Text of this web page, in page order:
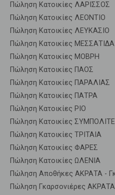
Πώληση Κατοικίες ΛΑΡΙΣΣΟΣ
Πώληση Κατοικίες ΛΕΟΝΤΙΟ
Πώληση Κατοικίες ΛΕΥΚΑΣΙΟ
Πώληση Κατοικίες ΜΕΣΣΑΤΙΔΑ
Πώληση Κατοικίες ΜΟΒΡΗ
Πώληση Κατοικίες ΠΑΟΣ
Πώληση Κατοικίες ΠΑΡΑΛΙΑΣ
Πώληση Κατοικίες ΠΑΤΡΑ
Πώληση Κατοικίες ΡΙΟ
Πώληση Κατοικίες
Πώληση Κατοικίες ΤΡΙΤΑΙΑ
Πώληση Κατοικίες ΦΑΡΕΣ
Πώληση Κατοικίες ΩΛΕΝΙΑ
Πώληση Αποθήκες ΑΚΡΑΤΑ -
Πώληση Γκαρσονιέρες ΑΚΡΑΤΑ